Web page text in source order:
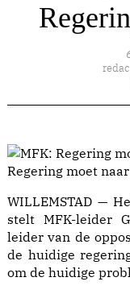
Regering moet
WILLEMSTAD —
stelt MFK-leider
leider van de
de huidige
om de huidige